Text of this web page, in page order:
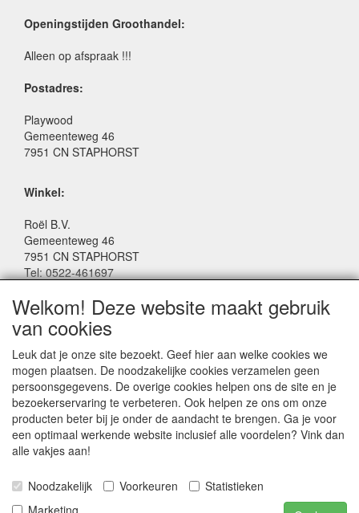
Openingstijden Groothandel:
Alleen op afspraak !!!
Postadres:
Playwood
Gemeenteweg 46
7951 CN STAPHORST
Winkel:
Roël B.V.
Gemeenteweg 46
7951 CN STAPHORST
Tel: 0522-461697
Facebook: www.facebook.com/roelspeelgoed
Openingstijden Winkel:
Maandag t/m Vrijdag: 9:00 - 17:30
Zaterdag: 9:00 - 17:00
Donderdagavond koopavond: 19:00 - 21:00
SERVICE
Welkom! Deze website maakt gebruik
van cookies
Leuk dat je onze site bezoekt. Geef hier aan welke cookies we
mogen plaatsen. De noodzakelijke cookies verzamelen geen
persoonsgegevens. De overige cookies helpen ons de site en je
bezoekerservaring te verbeteren. Ook helpen ze ons om onze
producten beter bij je onder de aandacht te brengen. Ga je voor
een optimaal werkende website inclusief alle voordelen? Vink dan
alle vakjes aan!
Noodzakelijk Voorkeuren
Statistieken
Marketing